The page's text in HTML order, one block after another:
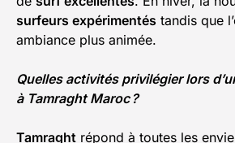
surfeurs expérimentés tandis que
ambiance plus animée.
Quelles activités privilégier lors
à Tamraght Maroc ?
Tamraght répond à toutes les